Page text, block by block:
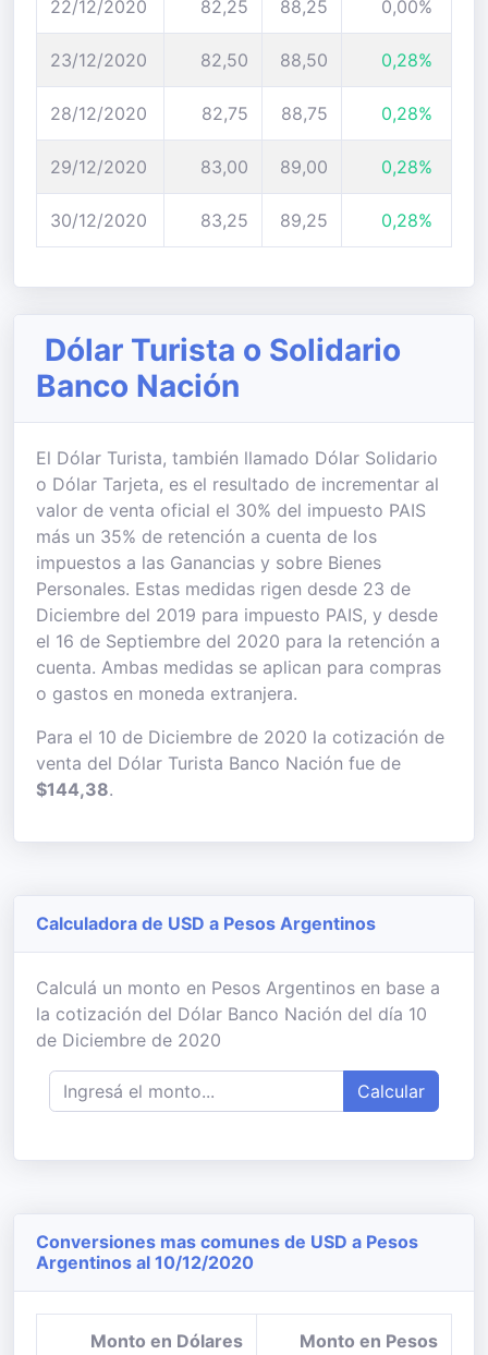
22/12/2020 82,25 88,25 0,00%
23/12/2020 82,50 88,50 0,28%
28/12/2020 82,75 88,75 0,28%
29/12/2020 83,00 89,00 0,28%
30/12/2020 83,25 89,25 0,28%
Dólar Turista o Solidario
Banco Nación
El Dólar Turista, también llamado Dólar Solidario
o Dólar Tarjeta, es el resultado de incrementar al
valor de venta oficial el 30% del impuesto PAIS
más un 35% de retención a cuenta de los
impuestos a las Ganancias y sobre Bienes
Personales. Estas medidas rigen desde 23 de
Diciembre del 2019 para impuesto PAIS, y desde
el 16 de Septiembre del 2020 para la retención a
cuenta. Ambas medidas se aplican para compras
o gastos en moneda extranjera.
Para el 10 de Diciembre de 2020 la cotización de
venta del Dólar Turista Banco Nación fue de
$144,38.
Calculadora de USD a Pesos Argentinos
Calculá un monto en Pesos Argentinos en base a
la cotización del Dólar Banco Nación del día 10
de Diciembre de 2020
Calcular
Conversiones mas comunes de USD a Pesos
Argentinos al 10/12/2020
Monto en Dólares
Monto en Pesos